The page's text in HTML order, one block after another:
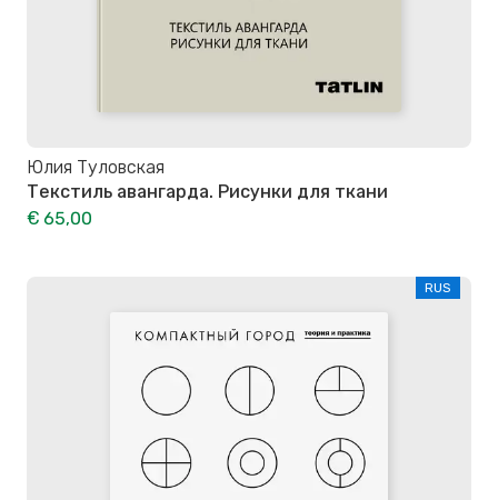
Юлия Туловская
Текстиль авангарда. Рисунки для ткани
€ 65,00
RUS